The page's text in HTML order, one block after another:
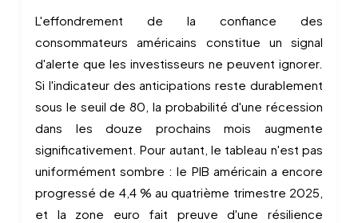
L'effondrement de la confiance des
consommateurs américains constitue un signal
d'alerte que les investisseurs ne peuvent ignorer.
Si l'indicateur des anticipations reste durablement
sous le seuil de 80, la probabilité d'une récession
dans les douze prochains mois augmente
significativement. Pour autant, le tableau n'est pas
uniformément sombre : le PIB américain a encore
progressé de 4,4 % au quatrième trimestre 2025,
et la zone euro fait preuve d'une résilience